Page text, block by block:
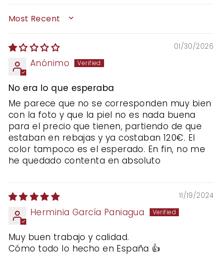
SORT BY
01/30/2026
Anónimo
No era lo que esperaba
Me parece que no se corresponden muy bien
con la foto y que la piel no es nada buena
para el precio que tienen, partiendo de que
estaban en rebajas y ya costaban 120€. El
color tampoco es el esperado. En fin, no me
he quedado contenta en absoluto
11/19/2024
Herminia García Paniagua
Muy buen trabajo y calidad.
Cómo todo lo hecho en España 👍